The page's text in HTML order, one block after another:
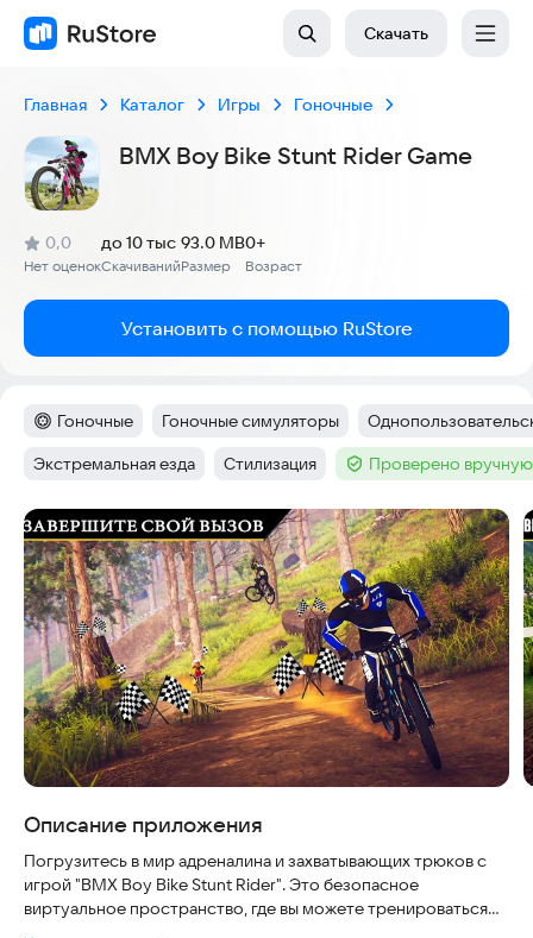
Скачать
Главная Каталог Игры Гоночные
BMX Boy Bike Stunt Rider Game
Рейтинг:
0,0
(
Нет оценок
)
Скачиваний
до 10 тыс
Размер
93.0 MB
Возраст
0+
Установить с помощью RuStore
Категория:
Гоночные Тег:
Гоночные симуляторы Тег:
Тег:
Экстремальная езда Тег:
Стилизация Тег :Проверено
Скриншоты
Описание приложения
Погрузитесь в мир адреналина и захватывающих трюков с
игрой "BMX Boy Bike Stunt Rider". Это безопасное
виртуальное пространство, где вы можете тренироваться